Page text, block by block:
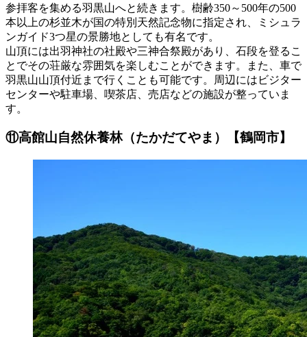
参拝客を集める羽黒山へと続きます。樹齢350～500年の500
本以上の杉並木が国の特別天然記念物に指定され、ミシュラ
ンガイド3つ星の景勝地としても有名です。
山頂には出羽神社の社殿や三神合祭殿があり、石段を登るこ
とでその荘厳な雰囲気を楽しむことができます。また、車で
羽黒山山頂付近まで行くことも可能です。周辺にはビジター
センターや駐車場、喫茶店、売店などの施設が整っていま
す。
⑪高館山自然休養林（たかだてやま）【鶴岡市】